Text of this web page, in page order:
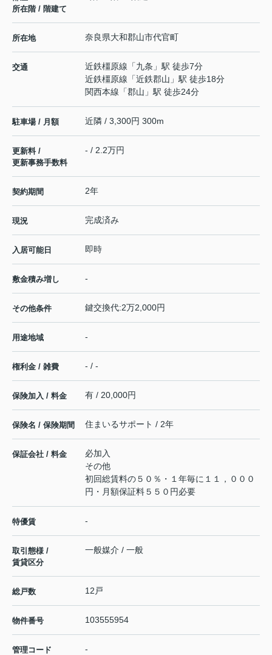
所在階 / 階建て
所在地 奈良県大和郡山市代官町
交通 近鉄橿原線 「九条 」駅 徒歩7分
近鉄橿原線 「近鉄郡山 」駅 徒歩18分
関西本線 「郡山 」駅 徒歩24分
駐車場 / 月額 近隣 / 3,300円 300m
更新料 /
更新事務手数料
- / 2.2万円
契約期間 2年
現況 完成済み
入居可能日 即時
敷金積み増し -
その他条件 鍵交換代:2万2,000円
用途地域 -
権利金 / 雑費 - / -
保険加入 / 料金 有 / 20,000円
保険名 / 保険期間 住まいるサポート / 2年
保証会社 / 料金
必加入
その他
初回総賃料の５０％・１年毎に１１，０００
円・月額保証料５５０円必要
特優賃 -
取引態様 /
賃貸区分
一般媒介 / 一般
総戸数 12戸
物件番号 103555954
管理コード -